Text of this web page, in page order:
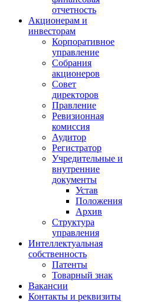
отчетность
Акционерам и
инвесторам
Корпоративное
управление
Собрания
акционеров
Совет
директоров
Правление
Ревизионная
комиссия
Аудитор
Регистратор
Учредительные и
внутренние
документы
Устав
Положения
Архив
Структура
управления
Интеллектуальная
собственность
Патенты
Товарный знак
Вакансии
Контакты и реквизиты